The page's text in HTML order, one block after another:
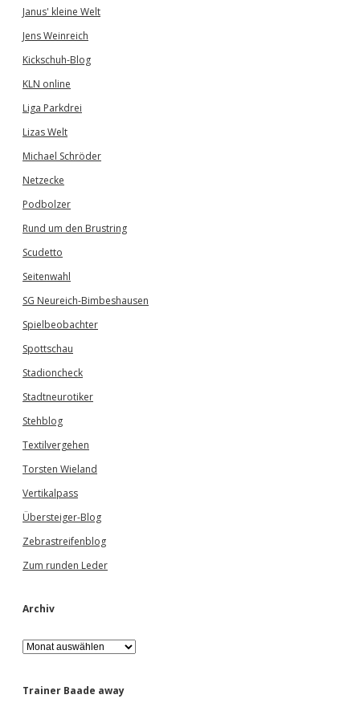
Janus' kleine Welt
Jens Weinreich
Kickschuh-Blog
KLN online
Liga Parkdrei
Lizas Welt
Michael Schröder
Netzecke
Podbolzer
Rund um den Brustring
Scudetto
Seitenwahl
SG Neureich-Bimbeshausen
Spielbeobachter
Spottschau
Stadioncheck
Stadtneurotiker
Stehblog
Textilvergehen
Torsten Wieland
Vertikalpass
Übersteiger-Blog
Zebrastreifenblog
Zum runden Leder
Archiv
A
r
h
Trainer Baade away